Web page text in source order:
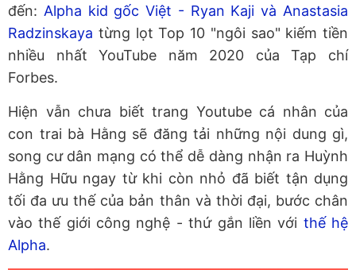
đến: Alpha kid gốc Việt - Ryan Kaji và Anastasia
Radzinskaya từng lọt Top 10 "ngôi sao" kiếm tiền
nhiều nhất YouTube năm 2020 của Tạp chí
Forbes.
Hiện vẫn chưa biết trang Youtube cá nhân của
con trai bà Hằng sẽ đăng tải những nội dung gì,
song cư dân mạng có thể dễ dàng nhận ra Huỳnh
Hằng Hữu ngay từ khi còn nhỏ đã biết tận dụng
tối đa ưu thế của bản thân và thời đại, bước chân
vào thế giới công nghệ - thứ gắn liền với thế hệ
Alpha.